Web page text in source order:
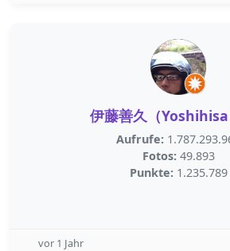
伊藤善久（Yoshihisa
Aufrufe:
Fotos: 49.893
Punkte: 1.235.789
vor 1 Jahr